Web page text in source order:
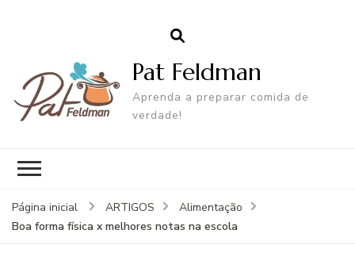
Pat Feldman
Aprenda a preparar comida de
verdade!
Página inicial ARTIGOS
Alimentação
Boa forma física x melhores notas na escola